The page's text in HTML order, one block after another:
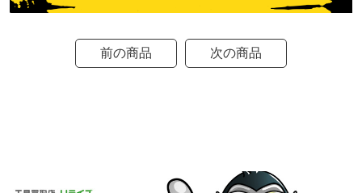
前の商品 次の商品